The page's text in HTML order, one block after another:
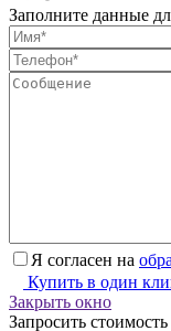
Заполните данные
Я согласен на
Купить в один
Закрыть окно
Запросить стоимость